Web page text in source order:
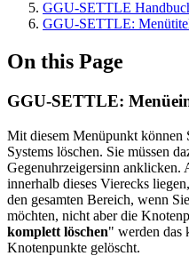
GGU-SETTLE
GGU-SETTLE:
On this Page
GGU-SETTLE:
Mit diesem Menüpunkt können
Systems löschen. Sie müssen
Gegenuhrzeigersinn anklicken.
innerhalb dieses Vierecks
den gesamten Bereich, wenn
möchten, nicht aber die
komplett löschen" werden das
Knotenpunkte gelöscht.